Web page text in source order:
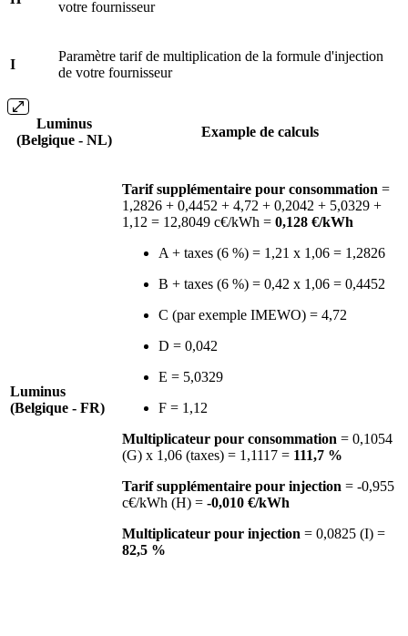
votre fournisseur
I
Paramètre tarif de multiplication de la formule d'injection
de votre fournisseur
Luminus
(Belgique - NL)
Example de calculs
Tarif supplémentaire pour consommation =
1,2826 + 0,4452 + 4,72 + 0,2042 + 5,0329 +
1,12 = 12,8049 c€/kWh = 0,128 €/kWh
A + taxes (6 %) = 1,21 x 1,06 = 1,2826
B + taxes (6 %) = 0,42 x 1,06 = 0,4452
C (par exemple IMEWO) = 4,72
D = 0,042
E = 5,0329
F = 1,12
Multiplicateur pour consommation = 0,1054
(G) x 1,06 (taxes) = 1,1117 = 111,7 %
Tarif supplémentaire pour injection = -0,955
c€/kWh (H) = -0,010 €/kWh
Multiplicateur pour injection = 0,0825 (I) =
82,5 %
Luminus
(Belgique - FR)